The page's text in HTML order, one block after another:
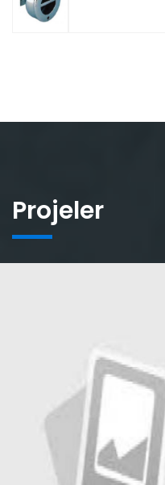
Projeler